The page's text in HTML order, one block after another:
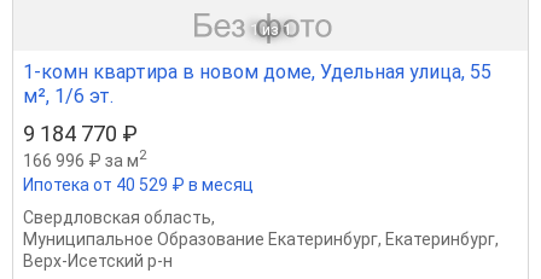
1 из 1
1-комн квартира в новом доме, Удельная улица, 55
м², 1/6 эт.
9 184 770 ₽
166 996 ₽ за м2
Ипотека от 40 529 ₽ в месяц
Свердловская область,
Муниципальное Образование Екатеринбург, Екатеринбург,
Верх-Исетский р-н